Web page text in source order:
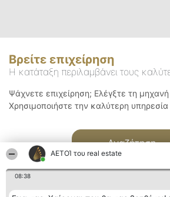
ΑΕΤΟΊ του real estate
08:38
Βρείτε επιχείρηση
Η κατάταξη περιλαμβάνει τους
Ψάχνετε επιχείρηση; Ελέγξτε τη
Χρησιμοποιήστε την καλύτερη υπηρεσία
Αναζήτηση